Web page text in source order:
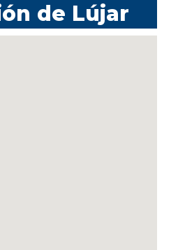
de Lújar